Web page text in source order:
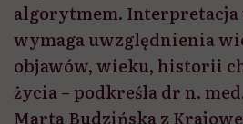
algorytmem.
wymaga uwzględnienia
objawów, wieku, historii
życia – podkreśla dr n.
Marta Budzińska z